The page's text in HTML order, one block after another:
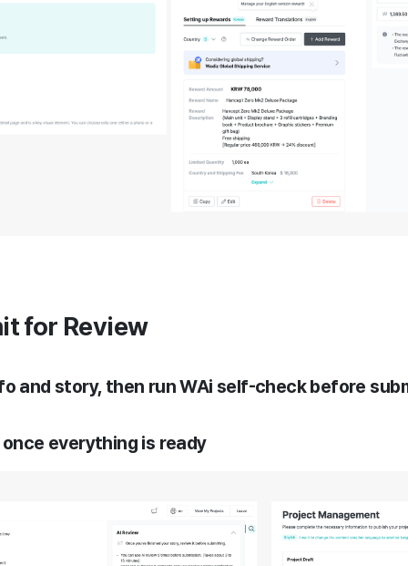
for Review
and story, then run WAi self-check before
everything is ready